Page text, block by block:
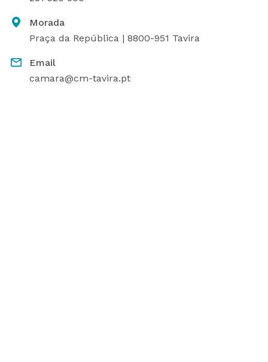
Morada
Praça da República | 8800-951 Tavira
Email
camara@cm-tavira.pt